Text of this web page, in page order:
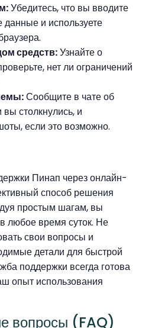
Убедитесь, что вы вводите
и используете
средств:Узнайте о
нет ли ограничений
Сообщите в чате об
столкнулись, и
если это возможно.
Пинап через онлайн-
способ решения
простым шагам, вы
любое время суток. Не
свои вопросы и
детали для быстрой
поддержки всегда готова
опыт использования
вопросы (FAQ)